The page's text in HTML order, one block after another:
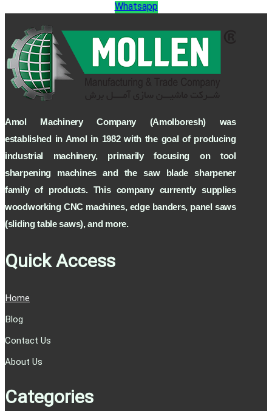
Смотрите фотографии ниже и клип ,
Whatsapp
Amol Machinery Company (Amolboresh) was
established in Amol in 1982 with the goal of producing
industrial machinery, primarily focusing on tool
sharpening machines and the saw blade sharpener
family of products. This company currently supplies
woodworking CNC machines, edge banders, panel saws
(sliding table saws), and more.
Quick Access
Home
Blog
Contact Us
About Us
Categories